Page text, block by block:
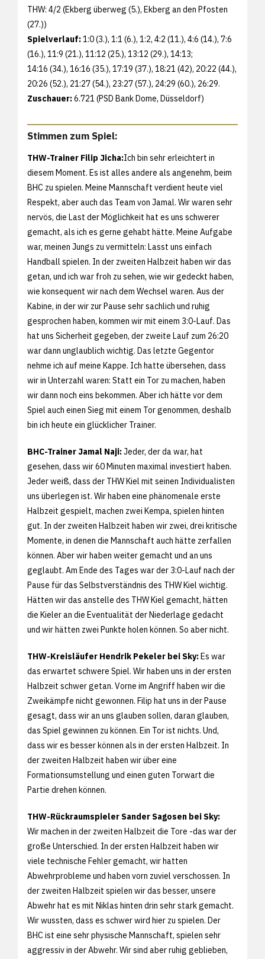
THW: 4/2 (Ekberg überweg (5.), Ekberg an den Pfosten
(27.))
Spielverlauf:1:0 (3.), 1:1 (6.), 1:2, 4:2 (11.), 4:6 (14.), 7:6
(16.), 11:9 (21.), 11:12 (25.), 13:12 (29.), 14:13;
14:16 (34.), 16:16 (35.), 17:19 (37.), 18:21 (42), 20:22 (44.),
20:26 (52.), 21:27 (54.), 23:27 (57.), 24:29 (60.), 26:29.
Zuschauer:6.721 (PSD Bank Dome, Düsseldorf)
Stimmen zum Spiel:
THW-Trainer Filip Jicha:Ich bin sehr erleichtert in
diesem Moment. Es ist alles andere als angenehm, beim
BHC zu spielen. Meine Mannschaft verdient heute viel
Respekt, aber auch das Team von Jamal. Wir waren sehr
nervös, die Last der Möglichkeit hat es uns schwerer
gemacht, als ich es gerne gehabt hätte. Meine Aufgabe
war, meinen Jungs zu vermitteln: Lasst uns einfach
Handball spielen. In der zweiten Halbzeit haben wir das
getan, und ich war froh zu sehen, wie wir gedeckt haben,
wie konsequent wir nach dem Wechsel waren. Aus der
Kabine, in der wir zur Pause sehr sachlich und ruhig
gesprochen haben, kommen wir mit einem 3:0-Lauf. Das
hat uns Sicherheit gegeben, der zweite Lauf zum 26:20
war dann unglaublich wichtig. Das letzte Gegentor
nehme ich auf meine Kappe. Ich hatte übersehen, dass
wir in Unterzahl waren: Statt ein Tor zu machen, haben
wir dann noch eins bekommen. Aber ich hätte vor dem
Spiel auch einen Sieg mit einem Tor genommen, deshalb
bin ich heute ein glücklicher Trainer.
BHC-Trainer Jamal Naji:Jeder, der da war, hat
gesehen, dass wir 60 Minuten maximal investiert haben.
Jeder weiß, dass der THW Kiel mit seinen Individualisten
uns überlegen ist. Wir haben eine phänomenale erste
Halbzeit gespielt, machen zwei Kempa, spielen hinten
gut. In der zweiten Halbzeit haben wir zwei, drei kritische
Momente, in denen die Mannschaft auch hätte zerfallen
können. Aber wir haben weiter gemacht und an uns
geglaubt. Am Ende des Tages war der 3:0-Lauf nach der
Pause für das Selbstverständnis des THW Kiel wichtig.
Hätten wir das anstelle des THW Kiel gemacht, hätten
die Kieler an die Eventualität der Niederlage gedacht
und wir hätten zwei Punkte holen können. So aber nicht.
THW-Kreisläufer Hendrik Pekeler bei Sky:Es war
das erwartet schwere Spiel. Wir haben uns in der ersten
Halbzeit schwer getan. Vorne im Angriff haben wir die
Zweikämpfe nicht gewonnen. Filip hat uns in der Pause
gesagt, dass wir an uns glauben sollen, daran glauben,
das Spiel gewinnen zu können. Ein Tor ist nichts. Und,
dass wir es besser können als in der ersten Halbzeit. In
der zweiten Halbzeit haben wir über eine
Formationsumstellung und einen guten Torwart die
Partie drehen können.
THW-Rückraumspieler Sander Sagosen bei Sky:
Wir machen in der zweiten Halbzeit die Tore -das war der
große Unterschied. In der ersten Halbzeit haben wir
viele technische Fehler gemacht, wir hatten
Abwehrprobleme und haben vorn zuviel verschossen. In
der zweiten Halbzeit spielen wir das besser, unsere
Abwehr hat es mit Niklas hinten drin sehr stark gemacht.
Wir wussten, dass es schwer wird hier zu spielen. Der
BHC ist eine sehr physische Mannschaft, spielen sehr
aggressiv in der Abwehr. Wir sind aber ruhig geblieben,